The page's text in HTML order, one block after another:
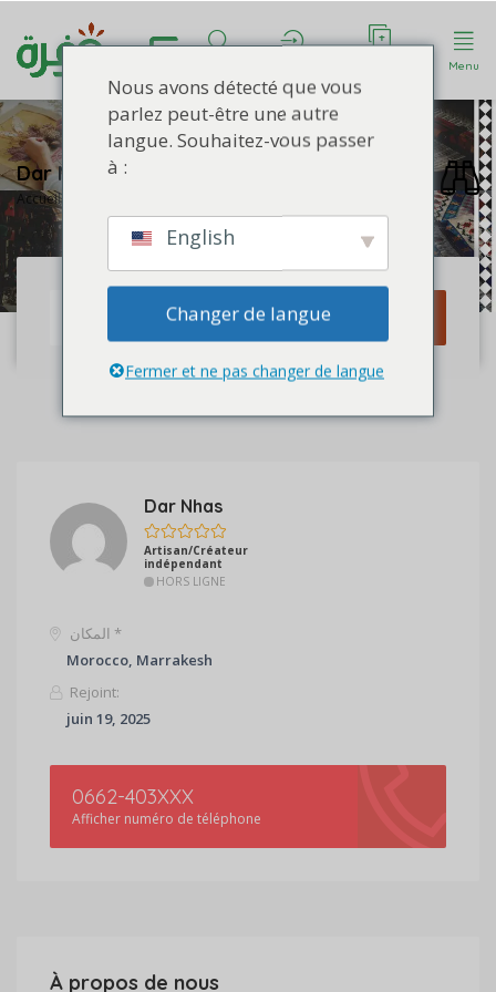
Menu
Dar Nhas
Accueil
Rechercher
Dar Nhas
Artisan/Créateur
indépendant
HORS LIGNE
المكان *
Morocco, Marrakesh
Rejoint:
juin 19, 2025
0662-403XXX
Afficher numéro de téléphone
À propos de nous
Nous avons détecté que vous
parlez peut-être une autre
langue. Souhaitez-vous passer
à :
English
Changer de langue
Fermer et ne pas changer de langue